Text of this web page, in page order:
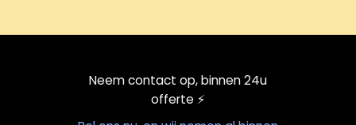
Neem contact op, binnen 24u
offerte⚡️